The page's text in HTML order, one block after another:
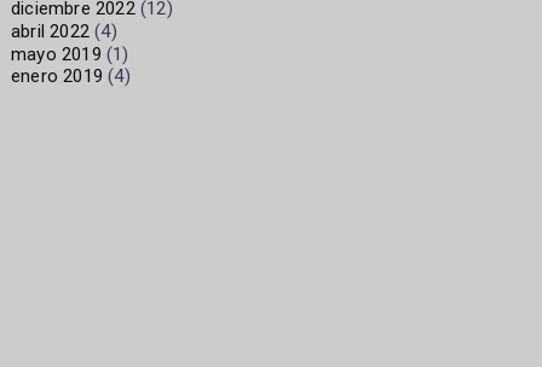
diciembre 2022(12)
abril 2022 (4)
mayo 2019 (1)
enero 2019 (4)